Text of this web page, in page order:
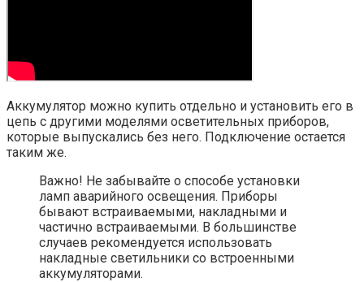
Аккумулятор можно купить отдельно и установить его в
цепь с другими моделями осветительных приборов,
которые выпускались без него. Подключение остается
таким же.
Важно! Не забывайте о способе установки
ламп аварийного освещения. Приборы
бывают встраиваемыми, накладными и
частично встраиваемыми. В большинстве
случаев рекомендуется использовать
накладные светильники со встроенными
аккумуляторами.